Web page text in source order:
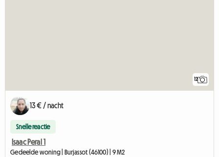
12
13 € / nacht
Snelle reactie
Isaac Peral 1
Gedeelde woning | Burjassot (46100) | 9 M2